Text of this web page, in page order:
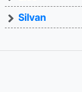
Silvan